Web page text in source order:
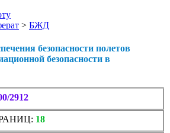
> БЖД
безопасности полетов
безопасности в
2912
18